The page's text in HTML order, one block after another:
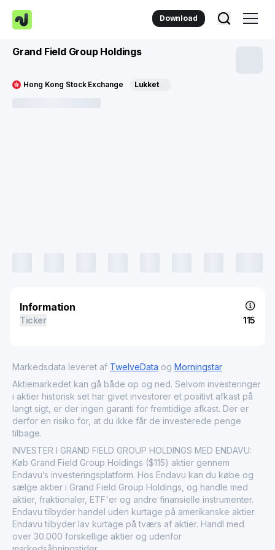
Download
Grand Field Group Holdings
Hong Kong Stock Exchange Lukket
Information
Ticker 115
Markedsdata leveret af TwelveData og Morningstar
Aktiemarkedet kan gå både op og ned. Selvom investeringer
i aktier historisk set har givet investorer et positivt afkast på
langt sigt, er der ingen garanti for fremtidige afkast. Der er
derfor en risiko for, at du ikke får de investerede penge
tilbage.
INVESTER I GRAND FIELD GROUP HOLDINGS MED ENDAVU:
Køb Grand Field Group Holdings ($115) aktier gennem
Endavu’s investeringsplatform. Hos Endavu kan du købe og
sælge aktier i Grand Field Group Holdings, og handle med
aktier, fraktionaler, ETF'er og andre finansielle instrumenter.
Endavu tilbyder handel uden kurtage på amerikanske aktier.
Endavu tilbyder lav kurtage på tværs af aktier. Handl med
over 30.000 forskellige aktier og udenfor